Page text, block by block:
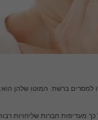
למסרים ברשת. המוטו שלהן
מעדיפות חברות שליחויות